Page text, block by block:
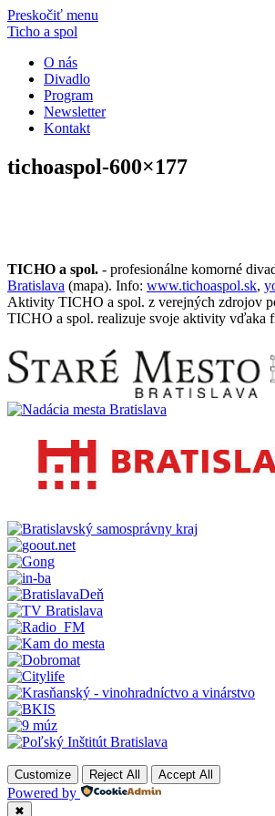
Preskočiť menu
Ticho a spol
O nás
Divadlo
Program
Newsletter
Kontakt
tichoaspol-600×177
TICHO a spol. - profesionálne komorné
Bratislava (mapa). Info: www.tichoaspol.sk,
Aktivity TICHO a spol. z verejných zdrojov
TICHO a spol. realizuje svoje aktivity vďaka
Customize Reject All Accept All
Powered by
✖